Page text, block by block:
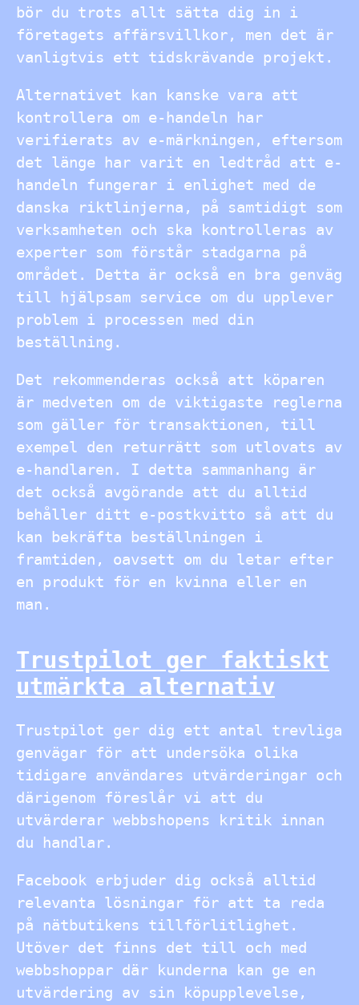
bör du trots allt sätta dig in i
företagets affärsvillkor, men det är
vanligtvis ett tidskrävande projekt.
Alternativet kan kanske vara att
kontrollera om e-handeln har
verifierats av e-märkningen, eftersom
det länge har varit en ledtråd att e-
handeln fungerar i enlighet med de
danska riktlinjerna, på samtidigt som
verksamheten och ska kontrolleras av
experter som förstår stadgarna på
området. Detta är också en bra genväg
till hjälpsam service om du upplever
problem i processen med din
beställning.
Det rekommenderas också att köparen
är medveten om de viktigaste reglerna
som gäller för transaktionen, till
exempel den returrätt som utlovats av
e-handlaren. I detta sammanhang är
det också avgörande att du alltid
behåller ditt e-postkvitto så att du
kan bekräfta beställningen i
framtiden, oavsett om du letar efter
en produkt för en kvinna eller en
man.
Trustpilot ger faktiskt
utmärkta alternativ
Trustpilot ger dig ett antal trevliga
genvägar för att undersöka olika
tidigare användares utvärderingar och
därigenom föreslår vi att du
utvärderar webbshopens kritik innan
du handlar.
Facebook erbjuder dig också alltid
relevanta lösningar för att ta reda
på nätbutikens tillförlitlighet.
Utöver det finns det till och med
webbshoppar där kunderna kan ge en
utvärdering av sin köpupplevelse,